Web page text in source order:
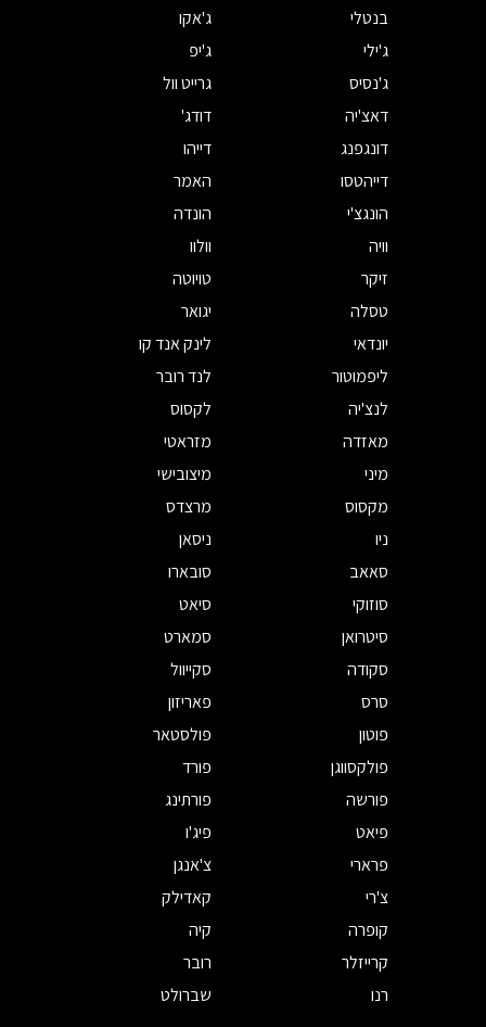
בנטלי
ג'אקו
ג'ילי
ג'יפ
ג'נסיס
גרייט וול
דאצ'יה
דודג'
דונגפנג
דייהו
דייהטסו
האמר
הונגצ'י
הונדה
וויה
וולוו
זיקר
טויוטה
טסלה
יגואר
יונדאי
לינק אנד קו
ליפמוטור
לנד רובר
לנצ'יה
לקסוס
מאזדה
מזראטי
מיני
מיצובישי
מקסוס
מרצדס
ניו
ניסאן
סאאב
סובארו
סוזוקי
סיאט
סיטרואן
סמארט
סקודה
סקייוול
סרס
פאריזון
פוטון
פולסטאר
פולקסווגן
פורד
פורשה
פורתינג
פיאט
פיג'ו
פרארי
צ'אנגן
צ'רי
קאדילק
קופרה
קיה
קרייזלר
רובר
רנו
שברולט